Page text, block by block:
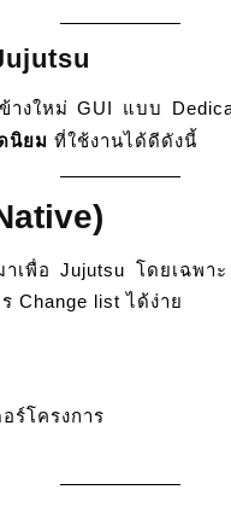
างใหม่ GUI แบบ
นิยม ที่ใช้งานได้ดีดังนี้
เพื่อ Jujutsu โดยเฉพา
Change list ได้ง่าย
ร์โครงการ